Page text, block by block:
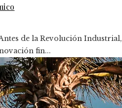
de la Revolución Industrial,
fin...